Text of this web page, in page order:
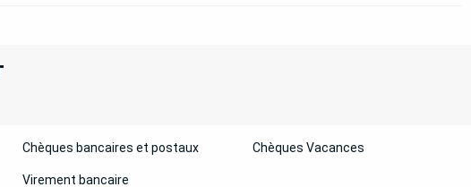
Chèques bancaires et postaux Chèques Vacances
Virement bancaire